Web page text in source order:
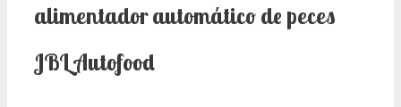
alimentador automático de peces
JBL Autofood